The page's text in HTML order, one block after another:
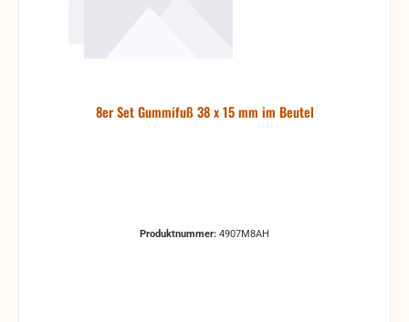
8er Set Gummifuß 38 x 15 mm im Beutel
Produktnummer: 4907M8AH